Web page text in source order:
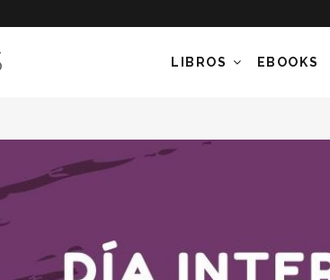
LIBROS EBOOKS